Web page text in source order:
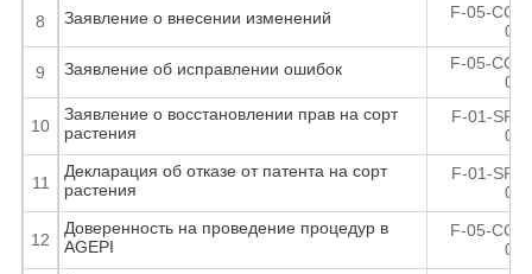
Заявление о внесении изменений
F-05-CC-
Заявление об исправлении ошибок
F-05-CC-
Заявление о восстановлении прав на сорт
растения
F-01-SP-
Декларация об отказе от патента на сорт
растения
F-01-SP-
Доверенность на проведение процедур в
AGEPI
F-05-CC-
8
9
10
11
12